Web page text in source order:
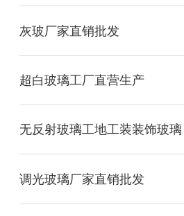
灰玻厂家直销批发
超白玻璃工厂直营生产
无反射玻璃工地工装装饰玻璃
调光玻璃厂家直销批发